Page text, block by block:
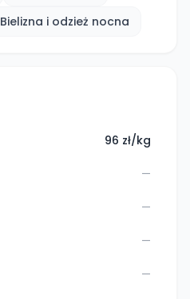
Bielizna i odzież nocna
96 zł/kg
—
—
—
—